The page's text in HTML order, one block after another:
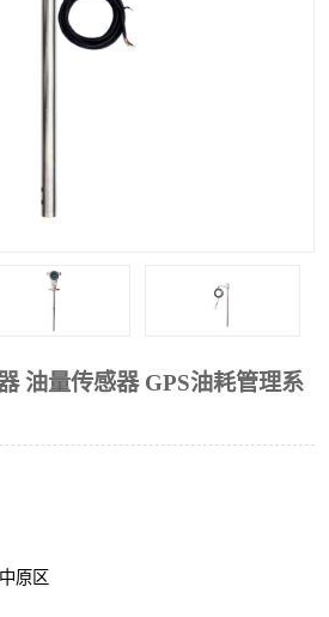
油量传感器 GPS油耗管理系
原区
液位计传感器定制